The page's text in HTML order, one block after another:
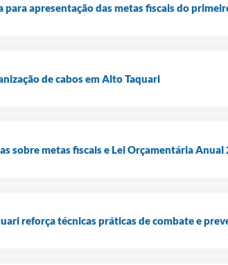
apresentação das metas fiscais do
de cabos em Alto Taquari
sobre metas fiscais e Lei Orçamentária Anual
reforça técnicas práticas de combate e